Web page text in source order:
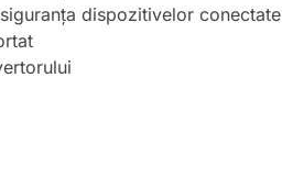
dispozitivelor conectate